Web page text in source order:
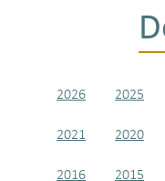
2026 2025
2021 2020
2016 2015